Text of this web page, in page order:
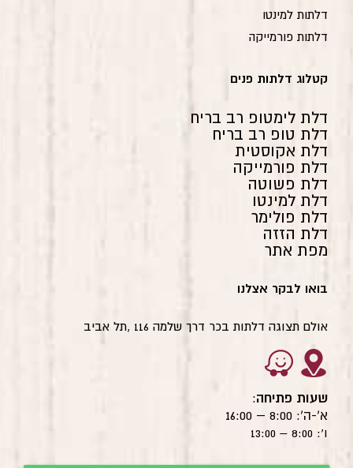
דלתות למינטו
דלתות פורמייקה
קטלוג דלתות פנים
דלת לימטופ רב בריח
דלת טופ רב בריח
דלת אקוסטית
דלת פורמייקה
דלת פשוטה
דלת למינטו
דלת פולימר
דלת הזזה
מפת אתר
בואו לבקר אצלנו
אולם תצוגה דלתות בכר דרך שלמה 116 ,תל אביב
שעות פתיחה:
א'-ה': 8:00 – 16:00
ו': 8:00 – 13:00